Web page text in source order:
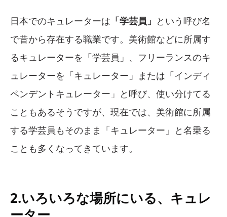
日本でのキュレーターは 「学芸員」 という呼び名
で昔から存在する職業です。美術館などに所属す
るキュレーターを「学芸員」、フリーランスのキ
ュレーターを「キュレーター」または「インディ
ペンデントキュレーター」と呼び、使い分けてる
こともあるそうですが、現在では、美術館に所属
する学芸員もそのまま「キュレーター」と名乗る
ことも多くなってきています。
2.いろいろな場所にいる、キュレ